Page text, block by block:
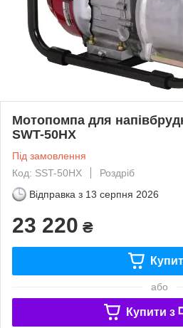
Мотопомпа для
SWT-50HX
Під замовлення
Код: SST-50HX
Роздріб
Відправка з 13 серпня 2026
23 220 ₴
або
Купити з